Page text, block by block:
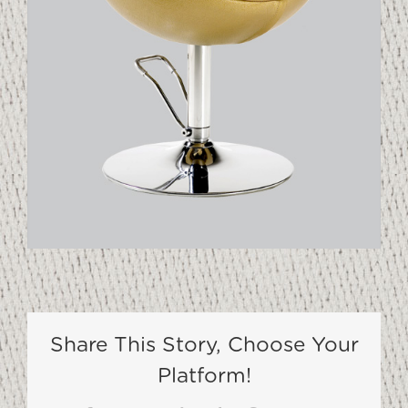
Share This Story, Choose Your
Platform!